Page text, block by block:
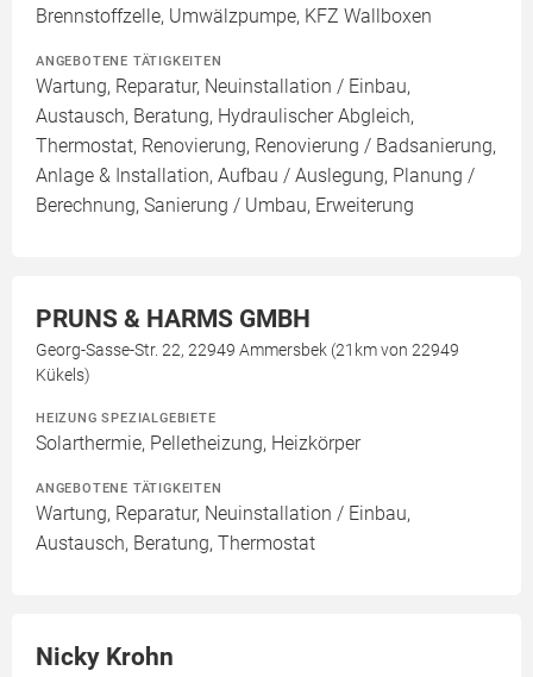
Brennstoffzelle, Umwälzpumpe, KFZ Wallboxen
ANGEBOTENE TÄTIGKEITEN
Wartung, Reparatur, Neuinstallation / Einbau,
Austausch, Beratung, Hydraulischer Abgleich,
Thermostat, Renovierung, Renovierung / Badsanierung,
Anlage & Installation, Aufbau / Auslegung, Planung /
Berechnung, Sanierung / Umbau, Erweiterung
PRUNS & HARMS GMBH
Georg-Sasse-Str. 22, 22949 Ammersbek (21km von 22949
Kükels)
HEIZUNG SPEZIALGEBIETE
Solarthermie, Pelletheizung, Heizkörper
ANGEBOTENE TÄTIGKEITEN
Wartung, Reparatur, Neuinstallation / Einbau,
Austausch, Beratung, Thermostat
Nicky Krohn